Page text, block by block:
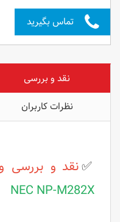
تماس بگیرید
نقد و بررسی
نظرات کاربران
✅نقد و بررسی
NEC NP-M282X